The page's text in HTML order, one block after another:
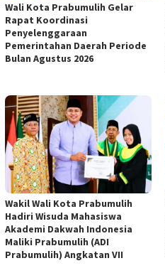
Wali Kota Prabumulih Gelar
Rapat Koordinasi
Penyelenggaraan
Pemerintahan Daerah Periode
Bulan Agustus 2026
Wakil Wali Kota Prabumulih
Hadiri Wisuda Mahasiswa
Akademi Dakwah Indonesia
Maliki Prabumulih (ADI
Prabumulih) Angkatan VII